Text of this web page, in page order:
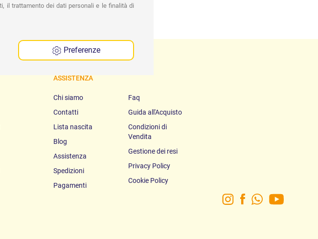
ASSISTENZA
Chi siamo
Contatti
Lista nascita
Blog
Assistenza
Spedizioni
Pagamenti
Faq
Guida all'Acquisto
Condizioni di
Vendita
Gestione dei resi
Privacy Policy
Cookie Policy
il trattamento dei dati personali e le finalità di
Preferenze